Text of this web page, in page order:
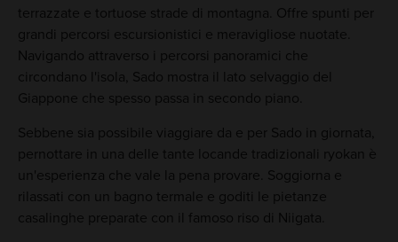
terrazzate e tortuose strade di montagna. Offre spunti per
grandi percorsi escursionistici e meravigliose nuotate.
Navigando attraverso i percorsi panoramici che
circondano l'isola, Sado mostra il lato selvaggio del
Giappone che spesso passa in secondo piano.
Sebbene sia possibile viaggiare da e per Sado in giornata,
pernottare in una delle tante locande tradizionali ryokan è
un'esperienza che vale la pena provare. Soggiorna e
rilassati con un bagno termale e goditi le pietanze
casalinghe preparate con il famoso riso di Niigata.